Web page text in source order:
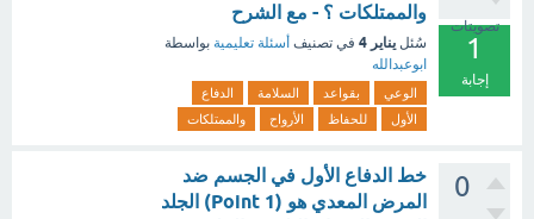
تصويتات
1
إجابة
والممتلكات ؟ - مع الشرح
سُئل يناير 4 في تصنيف أسئلة تعليمية بواسطة
ابوعبدالله
الوعي بقواعد السلامة
الدفاع
الأول
للحفاظ الأرواح والممتلكات
0
خط الدفاع الأول في الجسم ضد
المرض المعدي هو (1 Point) الجلد